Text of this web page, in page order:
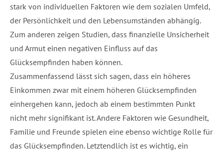
stark von individuellen Faktoren wie dem sozialen Umfeld,
der Persönlichkeit und den Lebensumständen abhängig.
Zum anderen zeigen Studien, dass finanzielle Unsicherheit
und Armut einen negativen Einfluss auf das
Glücksempfinden haben können.
Zusammenfassend lässt sich sagen, dass ein höheres
Einkommen zwar mit einem höheren Glücksempfinden
einhergehen kann, jedoch ab einem bestimmten Punkt
nicht mehr signifikant ist. Andere Faktoren wie Gesundheit,
Familie und Freunde spielen eine ebenso wichtige Rolle für
das Glücksempfinden. Letztendlich ist es wichtig, ein